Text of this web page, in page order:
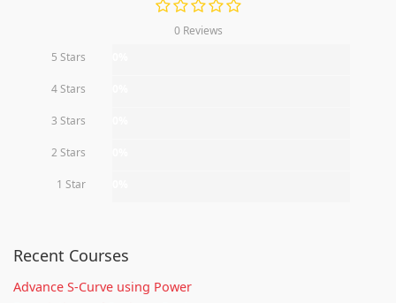
0 Reviews
5 Stars
4 Stars
3 Stars
2 Stars
1 Star
Recent Courses
Advance S-Curve using Power